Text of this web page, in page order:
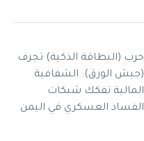
حرب (البطاقة الذكية) تجرف
(جيش الورق): الشفافية
المالية تفكك شبكات
الفساد العسكري في اليمن